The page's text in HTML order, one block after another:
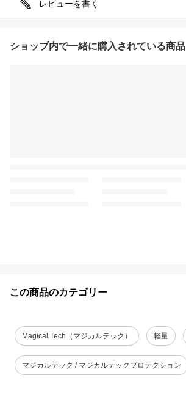
レビューを書く
ショップ内で一緒に購入されている商品
この商品のカテゴリー
Magical Tech（マジカルテック） 軽量
マジカルテック / マジカルテックプロテクション